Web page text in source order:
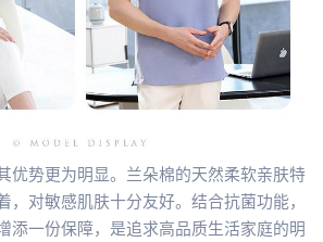
优势更为明显。兰朵棉的天然柔软亲肤特
，对敏感肌肤十分友好。结合抗菌功能，
添一份保障，是追求高品质生活家庭的明